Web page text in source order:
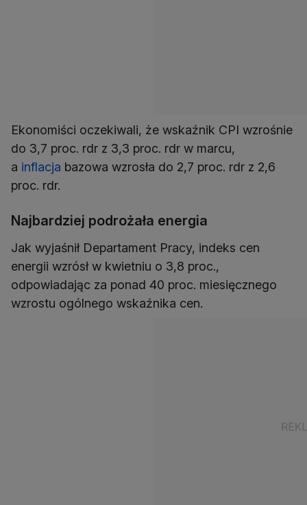
Ekonomiści oczekiwali, że wskaźnik CPI wzrośnie
do 3,7 proc. rdr z 3,3 proc. rdr w marcu,
a inflacja bazowa wzrosła do 2,7 proc. rdr z 2,6
proc. rdr.
Najbardziej podrożała energia
Jak wyjaśnił Departament Pracy, indeks cen
energii wzrósł w kwietniu o 3,8 proc.,
odpowiadając za ponad 40 proc. miesięcznego
wzrostu ogólnego wskaźnika cen.